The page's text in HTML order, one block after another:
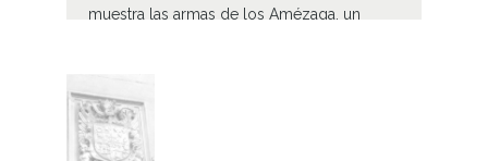
muestra las armas de los Amézaga, un
a la ventana con una bandera en la mano
acompañado de dos hojas de árbol a cada
lado y cuatro debajo. El último cuartel está